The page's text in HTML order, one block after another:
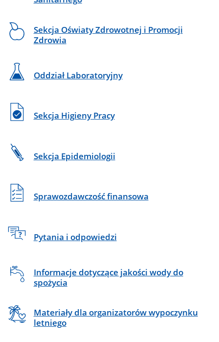
Sekcja Oświaty Zdrowotnej i Promocji
Zdrowia
Oddział Laboratoryjny
Sekcja Higieny Pracy
Sekcja Epidemiologii
Sprawozdawczość finansowa
Pytania i odpowiedzi
Informacje dotyczące jakości wody do
spożycia
Materiały dla organizatorów wypoczynku
letniego